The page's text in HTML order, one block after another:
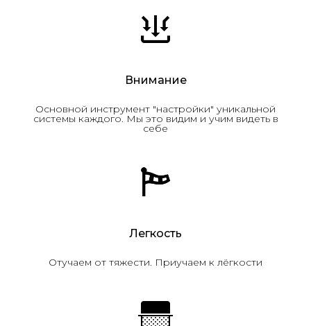
Внимание
Основной инструмент "настройки" уникальной
системы каждого. Мы это видим и учим видеть в
себе
Легкость
Отучаем от тяжести. Приучаем к лёгкости